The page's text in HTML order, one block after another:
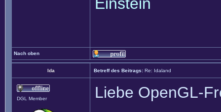
Nach oben
Ida Betreff des Beitrags: Re: Idaland
DGL Member Liebe OpenGL-